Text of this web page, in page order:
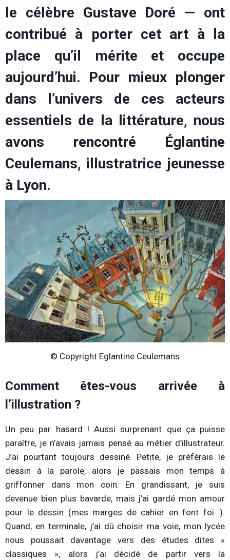
le célèbre Gustave Doré — ont
contribué à porter cet art à la
place qu’il mérite et occupe
aujourd’hui. Pour mieux plonger
dans l’univers de ces acteurs
essentiels de la littérature, nous
avons rencontré Églantine
Ceulemans, illustratrice jeunesse
à Lyon.
© Copyright Eglantine Ceulemans
Comment êtes-vous arrivée à
l’illustration ?
Un peu par hasard ! Aussi surprenant que ça puisse
paraître, je n’avais jamais pensé au métier d’illustrateur.
J’ai pourtant toujours dessiné. Petite, je préférais le
dessin à la parole, alors je passais mon temps à
griffonner dans mon coin. En grandissant, je suis
devenue bien plus bavarde, mais j’ai gardé mon amour
pour le dessin (mes marges de cahier en font foi…).
Quand, en terminale, j’ai dû choisir ma voie, mon lycée
nous poussait davantage vers des études dites «
classiques », alors j’ai décidé de partir vers la